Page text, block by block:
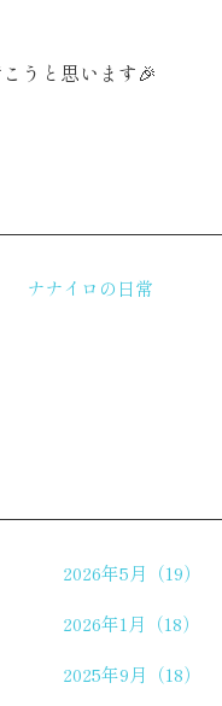
うと思います🎉
ナナイロの日常
2026年5月（19）
2026年1月（18）
2025年9月（18）